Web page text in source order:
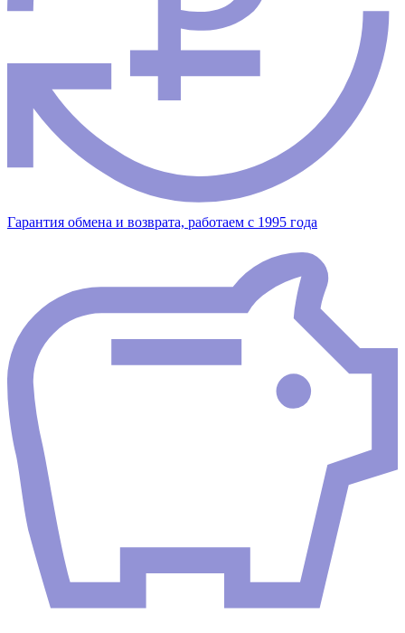
Гарантия обмена и возврата, работаем с 1995 года